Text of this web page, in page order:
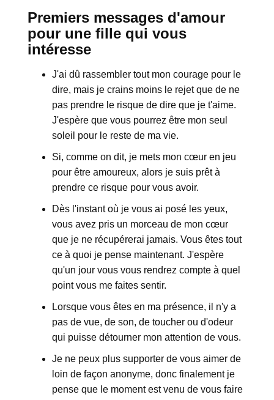
Premiers messages d'amour
pour une fille qui vous
intéresse
J'ai dû rassembler tout mon courage pour le
dire, mais je crains moins le rejet que de ne
pas prendre le risque de dire que je t'aime.
J'espère que vous pourrez être mon seul
soleil pour le reste de ma vie.
Si, comme on dit, je mets mon cœur en jeu
pour être amoureux, alors je suis prêt à
prendre ce risque pour vous avoir.
Dès l'instant où je vous ai posé les yeux,
vous avez pris un morceau de mon cœur
que je ne récupérerai jamais. Vous êtes tout
ce à quoi je pense maintenant. J'espère
qu'un jour vous vous rendrez compte à quel
point vous me faites sentir.
Lorsque vous êtes en ma présence, il n'y a
pas de vue, de son, de toucher ou d'odeur
qui puisse détourner mon attention de vous.
Je ne peux plus supporter de vous aimer de
loin de façon anonyme, donc finalement je
pense que le moment est venu de vous faire